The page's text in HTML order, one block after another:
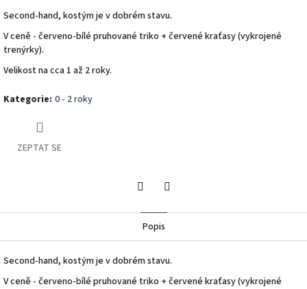
Second-hand, kostým je v dobrém stavu.
V ceně - červeno-bílé pruhované triko + červené kraťasy (vykrojené
trenýrky).
Velikost na cca 1 až 2 roky.
Kategorie: 0 - 2 roky
ZEPTAT SE
Popis
Second-hand, kostým je v dobrém stavu.
V ceně - červeno-bílé pruhované triko + červené kraťasy (vykrojené